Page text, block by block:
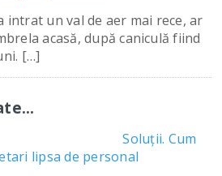
intrat un val de aer mai rece, ar
acasă, după caniculă fiind
[…]
Soluții. Cum
lipsa de personal